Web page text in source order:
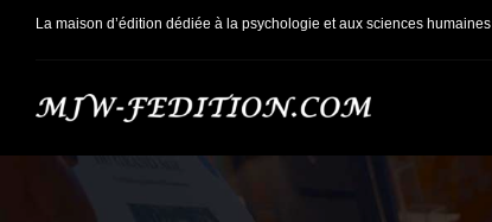
PasserLa maison d’édition dédiée à la psychologie et aux sciences humaines